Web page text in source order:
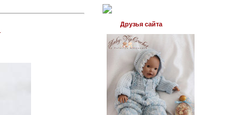
Друзья сайта